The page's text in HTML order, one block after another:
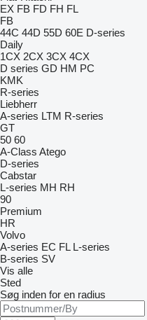
EX FB FD FH FL
FB
44C 44D 55D 60E D-series
Daily
1CX 2CX 3CX 4CX
D series GD HM PC
KMK
R-series
Liebherr
A-series LTM R-series
GT
50 60
A-Class Atego
D-series
Cabstar
L-series MH RH
90
Premium
HR
Volvo
A-series EC FL L-series
B-series SV
Vis alle
Sted
Søg inden for en radius